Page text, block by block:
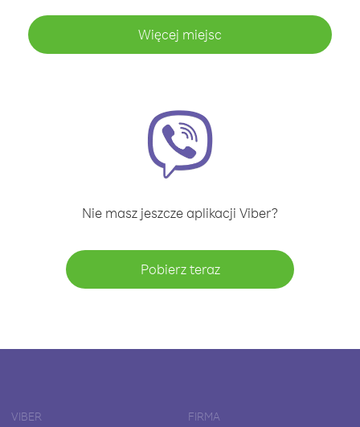
Więcej miejsc
Nie masz jeszcze aplikacji Viber?
Pobierz teraz
VIBER FIRMA